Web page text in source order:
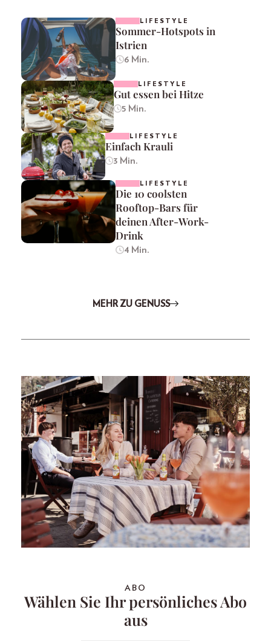
LIFESTYLE
Sommer-Hotspots in
Istrien
6 Min.
LIFESTYLE
Gut essen bei Hitze
5 Min.
LIFESTYLE
Einfach Krauli
3 Min.
LIFESTYLE
Die 10 coolsten
Rooftop-Bars für
deinen After-Work-
Drink
4 Min.
MEHR ZU GENUSS
ABO
Wählen Sie Ihr persönliches Abo
aus